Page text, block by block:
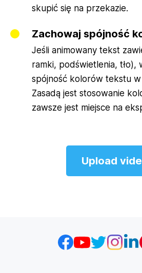
skupić się na przekazie.
Zachowaj spójność
Jeśli animowany tekst
ramki, podświetlenia, tło),
spójność kolorów tekstu w
Zasadą jest stosowanie
zawsze jest miejsce na
Upload